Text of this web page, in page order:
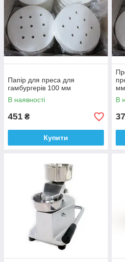
Папір для преса для
гамбургерів 100 мм
В наявності
451 ₴
Купити
мм
В